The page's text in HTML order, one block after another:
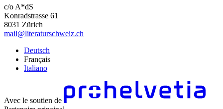
c/o A*dS
Konradstrasse 61
8031 Zürich
mail@literaturschweiz.ch
Deutsch
Français
Italiano
Avec le soutien de